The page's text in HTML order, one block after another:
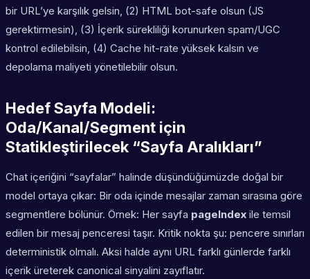
bir URL’ye karşılık gelsin, (2) HTML bot-safe olsun (JS
gerektirmesin), (3) İçerik sürekliliği korunurken spam/UGC
kontrol edilebilsin, (4) Cache hit-rate yüksek kalsın ve
depolama maliyeti yönetilebilir olsun.
Hedef Sayfa Modeli:
Oda/Kanal/Segment için
Statikleştirilecek “Sayfa Aralıkları”
Chat içeriğini “sayfalar” halinde düşündüğümüzde doğal bir
model ortaya çıkar: Bir oda içinde mesajlar zaman sırasına göre
segmentlere bölünür. Örnek: Her sayfa pageIndex ile temsil
edilen bir mesaj penceresi taşır. Kritik nokta şu: pencere sınırları
deterministik olmalı. Aksi halde aynı URL farklı günlerde farklı
içerik üreterek canonical sinyalini zayıflatır.